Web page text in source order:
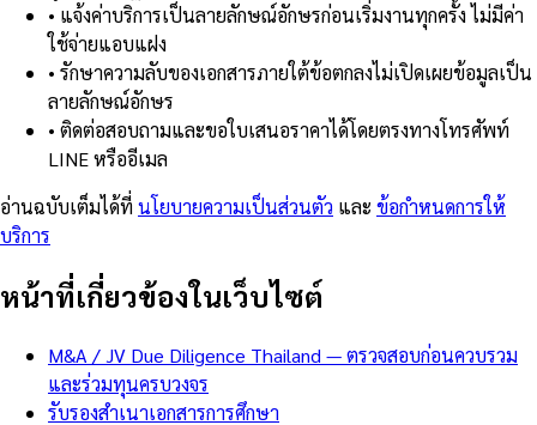
• แจ้งค่าบริการเป็นลายลักษณ์อักษรก่อนเริ่มงานทุกครั้ง ไม่มีค่า
ใช้จ่ายแอบแฝง
• รักษาความลับของเอกสารภายใต้ข้อตกลงไม่เปิดเผยข้อมูลเป็น
ลายลักษณ์อักษร
• ติดต่อสอบถามและขอใบเสนอราคาได้โดยตรงทางโทรศัพท์
LINE หรืออีเมล
อ่านฉบับเต็มได้ที่ นโยบายความเป็นส่วนตัว และ ข้อกำหนดการให้
บริการ
หน้าที่เกี่ยวข้องในเว็บไซต์
M&A / JV Due Diligence Thailand — ตรวจสอบก่อนควบรวม
และร่วมทุนครบวงจร
รับรองสำเนาเอกสารการศึกษา